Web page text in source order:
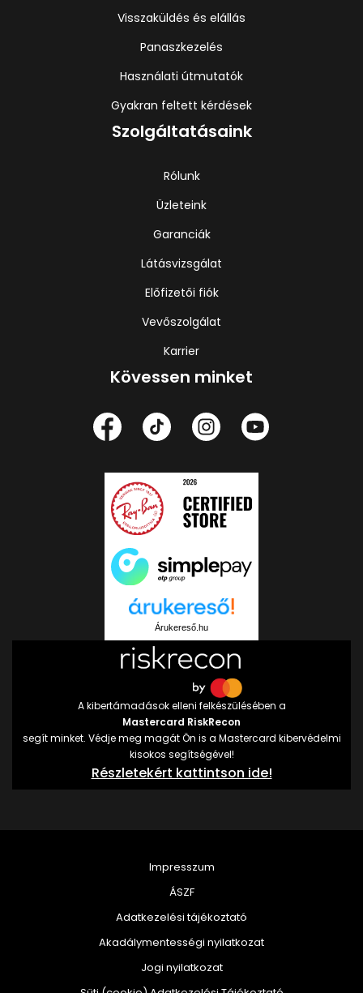
Visszaküldés és elállás
Panaszkezelés
Használati útmutatók
Gyakran feltett kérdések
Szolgáltatásaink
Rólunk
Üzleteink
Garanciák
Látásvizsgálat
Előfizetői fiók
Vevőszolgálat
Karrier
Kövessen minket
Árukereső.hu
A kibertámadások elleni felkészülésében a
Mastercard RiskRecon
segít minket. Védje meg magát Ön is a Mastercard kibervédelmi
kisokos segítségével!
Részletekért kattintson ide!
Impresszum
ÁSZF
Adatkezelési tájékoztató
Akadálymentességi nyilatkozat
Jogi nyilatkozat